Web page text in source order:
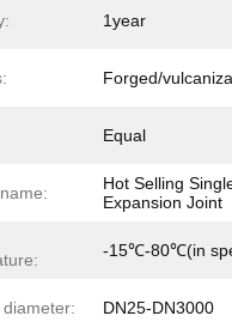
1year
Forged/
Equal
Hot Selling
Expansion Joint
-15℃-80℃(in
DN25-DN3000